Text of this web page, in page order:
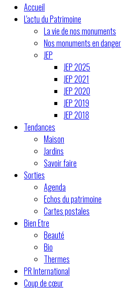
Accueil
L'actu du Patrimoine
La vie de nos monuments
Nos monuments en danger
JEP
JEP 2025
JEP 2021
JEP 2020
JEP 2019
JEP 2018
Tendances
Maison
Jardins
Savoir faire
Sorties
Agenda
Echos du patrimoine
Cartes postales
Bien Etre
Beauté
Bio
Thermes
PR International
Coup de cœur